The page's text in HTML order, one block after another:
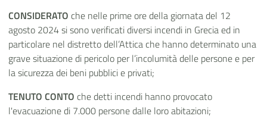
CONSIDERATO che nelle prime ore della giornata del 12
agosto 2024 si sono verificati diversi incendi in Grecia ed in
particolare nel distretto dell’Attica che hanno determinato una
grave situazione di pericolo per l’incolumità delle persone e per
la sicurezza dei beni pubblici e privati;
TENUTO CONTO che detti incendi hanno provocato
l'evacuazione di 7.000 persone dalle loro abitazioni;